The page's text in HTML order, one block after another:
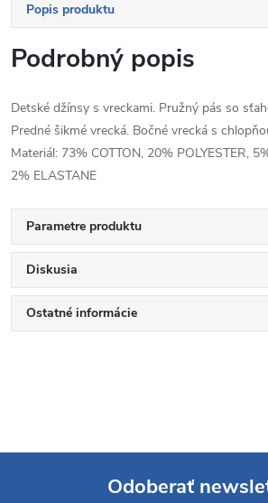
Popis produktu
Podrobný popis
Detské džínsy s vreckami. Pružný pás so
Predné šikmé vrecká. Bočné vrecká s
Materiál: 73% COTTON, 20% POLYESTER,
2% ELASTANE
Parametre produktu
Diskusia
Ostatné informácie
Odoberať